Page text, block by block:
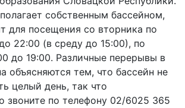
собственным бассейном,
для посещения со вторника по
22:00 (в среду до 15:00), по
до 19:00. Различные перерывы в
объясняются тем, что бассейн не
целый день, так что
звоните по телефону 02/6025 365